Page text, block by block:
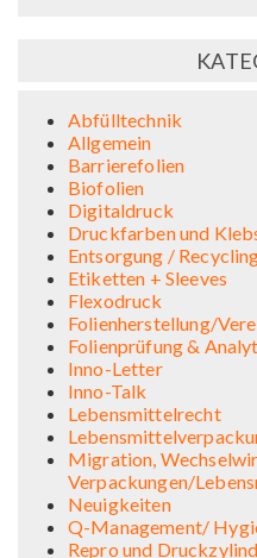
Abfülltechnik
Allgemein
Barrierefolien
Biofolien
Digitaldruck
Druckfarben und
Entsorgung /
Etiketten + Sleeves
Flexodruck
Folienherstellung/
Folienprüfung &
Inno-Letter
Inno-Talk
Lebensmittelrecht
Migration,
Verpackungen/
Neuigkeiten
Q-Management/
Repro und